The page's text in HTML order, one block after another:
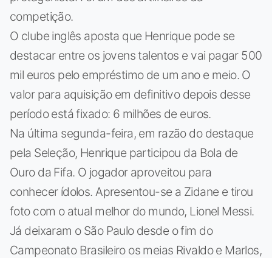
competição.
O clube inglês aposta que Henrique pode se
destacar entre os jovens talentos e vai pagar 500
mil euros pelo empréstimo de um ano e meio. O
valor para aquisição em definitivo depois desse
período está fixado: 6 milhões de euros.
Na última segunda-feira, em razão do destaque
pela Seleção, Henrique participou da Bola de
Ouro da Fifa. O jogador aproveitou para
conhecer ídolos. Apresentou-se a Zidane e tirou
foto com o atual melhor do mundo, Lionel Messi.
Já deixaram o São Paulo desde o fim do
Campeonato Brasileiro os meias Rivaldo e Marlos,